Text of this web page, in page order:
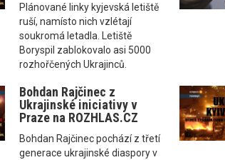
Plánované linky kyjevská letiště
ruší, namísto nich vzlétají
soukromá letadla. Letiště
Boryspil zablokovalo asi 5000
rozhořčených Ukrajinců.
Bohdan Rajčinec z
Ukrajinské iniciativy v
Praze na ROZHLAS.CZ
Bohdan Rajčinec pochází z třetí
generace ukrajinské diaspory v